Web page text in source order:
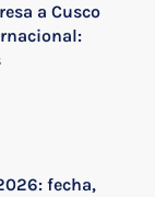
a Cusco
fecha,